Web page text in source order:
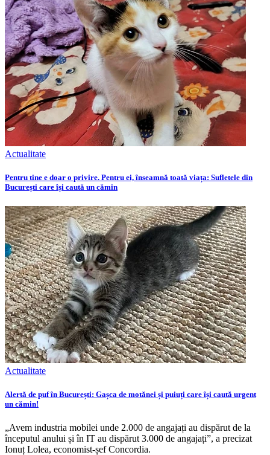
Actualitate
Pentru tine e doar o privire. Pentru ei, înseamnă toată viața: Sufletele din
București care își caută un cămin
Actualitate
Alertă de puf în București: Gașca de motănei și puiuți care își caută urgent
un cămin!
„Avem industria mobilei unde 2.000 de angajați au dispărut de la
începutul anului și în IT au dispărut 3.000 de angajați”, a precizat
Ionuț Lolea, economist-șef Concordia.